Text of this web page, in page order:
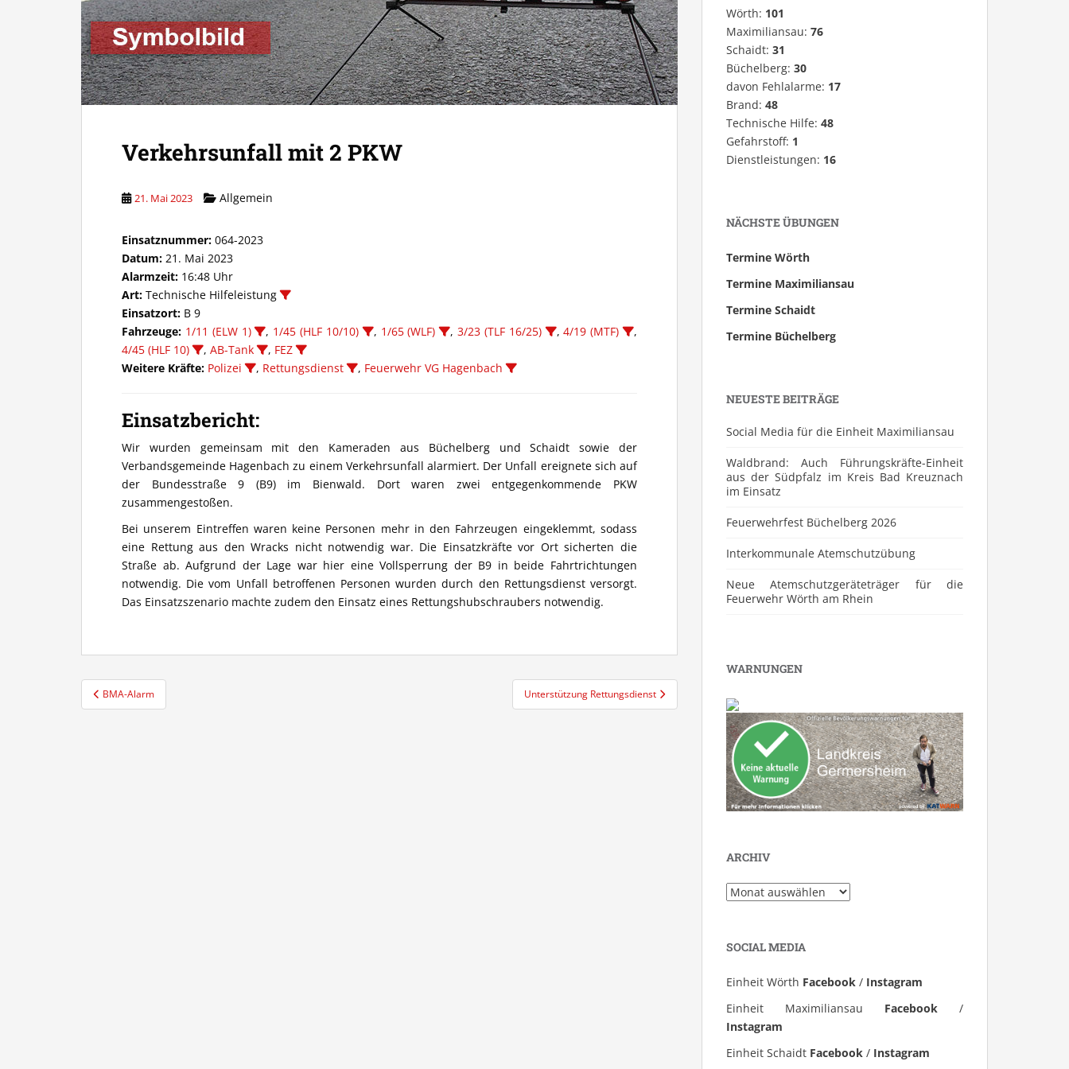
Verkehrsunfall mit 2 PKW
21. Mai 2023 Allgemein
Einsatznummer: 064-2023
Datum: 21. Mai 2023
Alarmzeit: 16:48 Uhr
Art: Technische Hilfeleistung
Einsatzort: B 9
Fahrzeuge: 1/11 (ELW 1) , 1/45 (HLF 10/10) , 1/65 (WLF) ,3/23 (TLF 16/25) ,4/19 (MTF)
,
4/45 (HLF 10)
, AB-Tank , FEZ
Weitere Kräfte: Polizei , Rettungsdienst , Feuerwehr VG Hagenbach
Einsatzbericht:
Wir wurden gemeinsam mit den Kameraden aus Büchelberg und Schaidt sowie der
Verbandsgemeinde Hagenbach zu einem Verkehrsunfall alarmiert. Der Unfall ereignete sich auf
der Bundesstraße 9 (B9) im Bienwald. Dort waren zwei entgegenkommende PKW
zusammengestoßen.
Bei unserem Eintreffen waren keine Personen mehr in den Fahrzeugen eingeklemmt, sodass
eine Rettung aus den Wracks nicht notwendig war. Die Einsatzkräfte vor Ort sicherten die
Straße ab. Aufgrund der Lage war hier eine Vollsperrung der B9 in beide Fahrtrichtungen
notwendig. Die vom Unfall betroffenen Personen wurden durch den Rettungsdienst versorgt.
Das Einsatzszenario machte zudem den Einsatz eines Rettungshubschraubers notwendig.
Beitragsnavigation
BMA-Alarm Unterstützung Rettungsdienst
Wörth: 101
Maximiliansau: 76
Schaidt: 31
Büchelberg: 30
davon Fehlalarme: 17
Brand: 48
Technische Hilfe: 48
Gefahrstoff: 1
Dienstleistungen: 16
NÄCHSTE ÜBUNGEN
Termine Wörth
Termine Maximiliansau
Termine Schaidt
Termine Büchelberg
NEUESTE BEITRÄGE
Social Media für die Einheit Maximiliansau
Waldbrand: Auch Führungskräfte-Einheit
aus der Südpfalz im Kreis Bad Kreuznach
im Einsatz
Feuerwehrfest Büchelberg 2026
⁠Interkommunale Atemschutzübung
Neue Atemschutzgeräteträger für die
Feuerwehr Wörth am Rhein
WARNUNGEN
ARCHIV
Archiv
SOCIAL MEDIA
Einheit Wörth Facebook / Instagram
Einheit Maximiliansau Facebook /
Instagram
Einheit Schaidt Facebook / Instagram